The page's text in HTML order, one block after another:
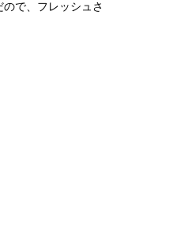
で、フレッシュさ